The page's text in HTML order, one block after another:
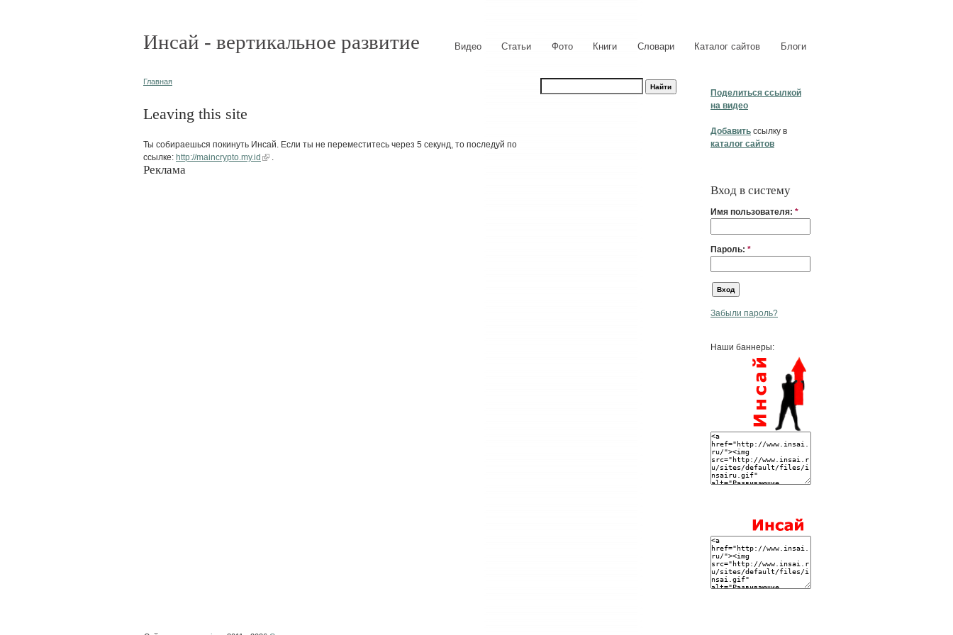
Инсай - вертикальное развитие Видео Статьи Фото Книги Словари Каталог сайтов Блоги
Поделиться ссылкой
на видео
Добавить ссылку в
каталог сайтов
Вход в систему
Имя пользователя: *
Пароль: *
Забыли пароль?
Наши баннеры:
Главная
Leaving this site
Ты собираешься покинуть Инсай. Если ты не переместитесь через 5 секунд, то последуй по
ссылке: http://maincrypto.my.id
Реклама